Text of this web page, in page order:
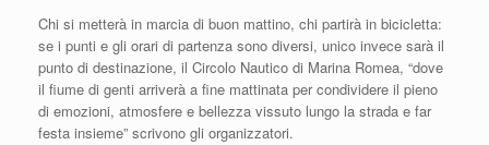
Chi si metterà in marcia di buon mattino, chi partirà in bicicletta:
se i punti e gli orari di partenza sono diversi, unico invece sarà il
punto di destinazione, il Circolo Nautico di Marina Romea, “dove
il fiume di genti arriverà a fine mattinata per condividere il pieno
di emozioni, atmosfere e bellezza vissuto lungo la strada e far
festa insieme” scrivono gli organizzatori.